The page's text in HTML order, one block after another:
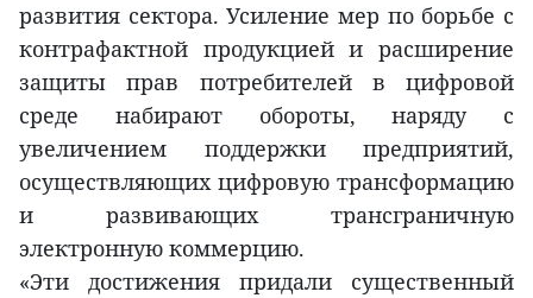
развития сектора. Усиление мер по борьбе с
контрафактной продукцией и расширение
защиты прав потребителей в цифровой
среде набирают обороты, наряду с
увеличением поддержки предприятий,
осуществляющих цифровую трансформацию
и развивающих трансграничную
электронную коммерцию.
«Эти достижения придали существенный